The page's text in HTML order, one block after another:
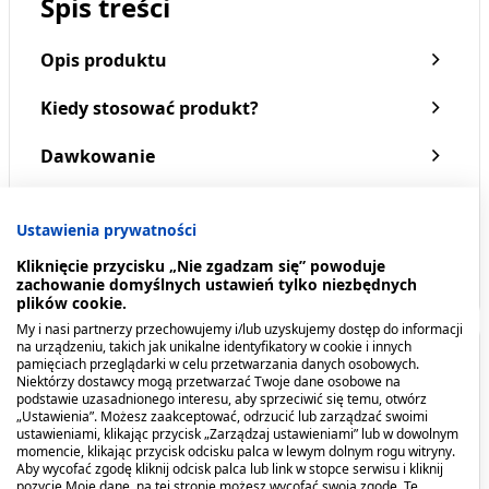
Kwercetyna, tabletki
6,99 zł 15,99 zł
Opis produktu
Kiedy stosować produkt?
Dawkowanie
przyjmować produktu?
Pokaż więcej
Opis produktu
NOVATIV Magnez Skurcz to suplement diety, w
skład którego wchodzą: magnez, potas, witamina
B6, witamina D oraz witamina B12. Magnez
Ustawienia prywatności
Kliknięcie przycisku „Nie zgadzam się” powoduje
zachowanie domyślnych ustawień tylko niezbędnych
plików cookie.
My i nasi partnerzy przechowujemy i/lub uzyskujemy dostęp do informacji
na urządzeniu, takich jak unikalne identyfikatory w cookie i innych
pamięciach przeglądarki w celu przetwarzania danych osobowych.
Niektórzy dostawcy mogą przetwarzać Twoje dane osobowe na
podstawie uzasadnionego interesu, aby sprzeciwić się temu, otwórz
„Ustawienia”. Możesz zaakceptować, odrzucić lub zarządzać swoimi
ustawieniami, klikając przycisk „Zarządzaj ustawieniami” lub w dowolnym
momencie, klikając przycisk odcisku palca w lewym dolnym rogu witryny.
Aby wycofać zgodę kliknij odcisk palca lub link w stopce serwisu i kliknij
pozycję Moje dane, na tej stronie możesz wycofać swoją zgodę. Te